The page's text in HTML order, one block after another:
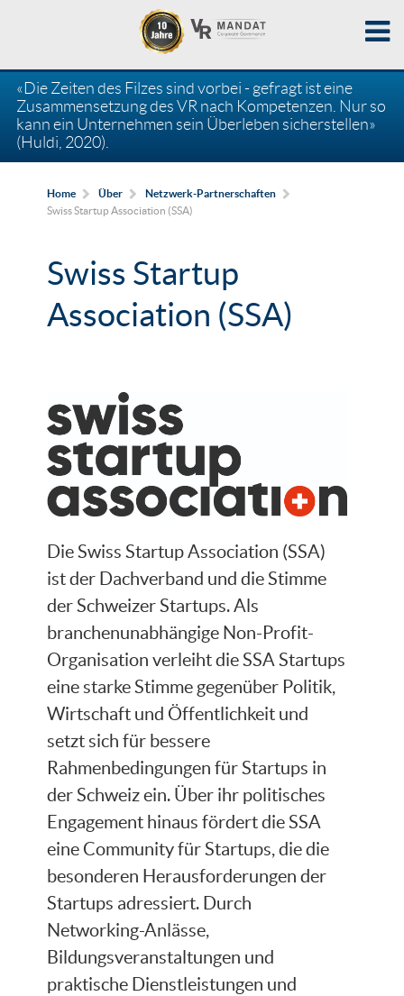
«Die Zeiten des Filzes sind vorbei - gefragt ist eine
Zusammensetzung des VR nach Kompetenzen. Nur so
kann ein Unternehmen sein Überleben sicherstellen»
(Huldi, 2020).
Home Über
Netzwerk-Partnerschaften
Swiss Startup Association (SSA)
Swiss Startup
Association (SSA)
Die Swiss Startup Association (SSA)
ist der Dachverband und die Stimme
der Schweizer Startups. Als
branchenunabhängige Non-Profit-
Organisation verleiht die SSA Startups
eine starke Stimme gegenüber Politik,
Wirtschaft und Öffentlichkeit und
setzt sich für bessere
Rahmenbedingungen für Startups in
der Schweiz ein. Über ihr politisches
Engagement hinaus fördert die SSA
eine Community für Startups, die die
besonderen Herausforderungen der
Startups adressiert. Durch
Networking-Anlässe,
Bildungsveranstaltungen und
praktische Dienstleistungen und